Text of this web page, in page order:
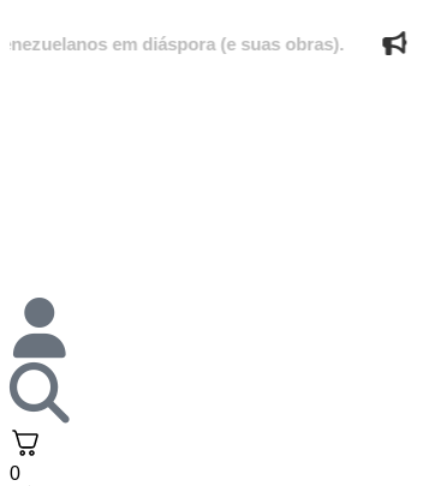
em diáspora (e suas obras).
0